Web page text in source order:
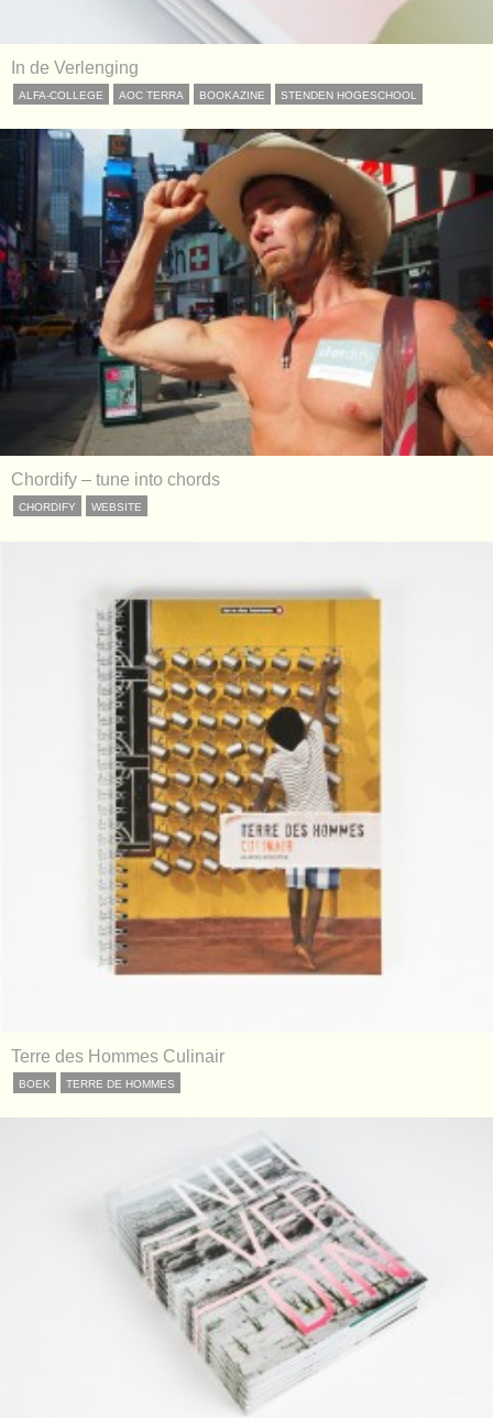
In de Verlenging
ALFA-COLLEGE AOC TERRA BOOKAZINE STENDEN HOGESCHOOL
Chordify – tune into chords
CHORDIFY WEBSITE
Terre des Hommes Culinair
BOEK TERRE DE HOMMES